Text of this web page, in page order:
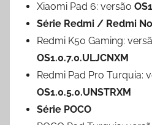
Xiaomi Pad 6: versão
Série Redmi / Redmi
Redmi K50 Gaming:
OS1.0.7.0.ULJCNXM
Redmi Pad Pro Turquia:
OS1.0.5.0.UNSTRXM
Série POCO